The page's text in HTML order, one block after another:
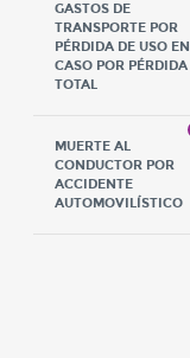
GASTOS DE
TRANSPORTE POR
PÉRDIDA DE USO EN
CASO POR PÉRDIDA
TOTAL
MUERTE AL
CONDUCTOR POR
ACCIDENTE
AUTOMOVILÍSTICO